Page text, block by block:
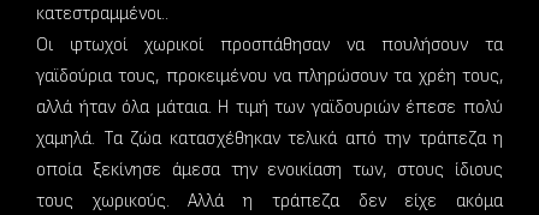
κατεστραμμένοι..
Οι φτωχοί χωρικοί προσπάθησαν να πουλήσουν τα
γαϊδούρια τους, προκειμένου να πληρώσουν τα χρέη τους,
αλλά ήταν όλα μάταια. Η τιμή των γαϊδουριών έπεσε πολύ
χαμηλά. Τα ζώα κατασχέθηκαν τελικά από την τράπεζα η
οποία ξεκίνησε άμεσα την ενοικίαση των, στους ίδιους
τους χωρικούς. Αλλά η τράπεζα δεν είχε ακόμα